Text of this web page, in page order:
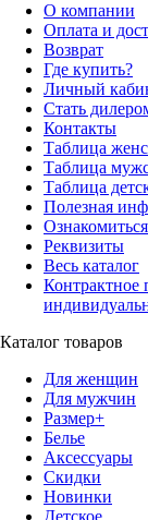
О компании
Оплата и
Возврат
Где купить?
Личный
Стать
Контакты
Таблица
Таблица
Таблица
Полезная
Реквизиты
Весь каталог
Контрактное
Каталог товаров
Для женщин
Для мужчин
Размер+
Белье
Аксессуары
Скидки
Новинки